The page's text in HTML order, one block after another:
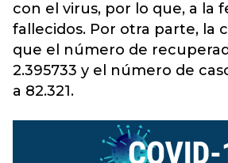
con el virus, por lo que, a la
fallecidos. Por otra parte, la
que el número de
2.395733 y el número de
a 82.321.